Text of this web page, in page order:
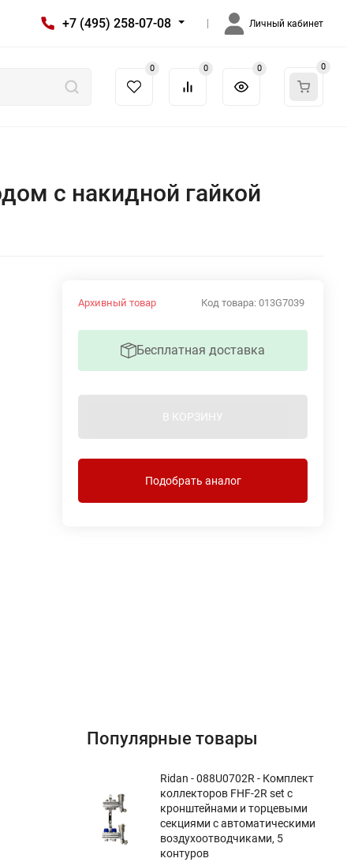
+7 (495) 258-07-08 Личный кабинет
0 0 0 0
с накидной гайкой
Код товара: 013G7039
Архивный товар
Бесплатная доставка
В КОРЗИНУ
Подобрать аналог
Популярные товары
Ridan - 088U0702R - Комплект
коллекторов FHF-2R set с
кронштейнами и торцевыми
секциями с автоматическими
воздухоотводчиками, 5
контуров